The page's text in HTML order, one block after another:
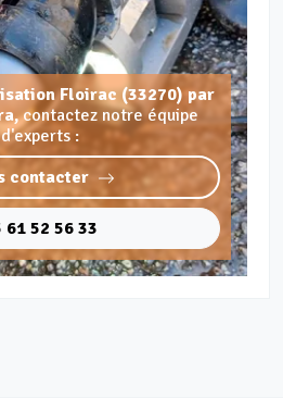
Floirac (33270) par
contactez notre équipe
d'experts :
contacter
61 52 56 33